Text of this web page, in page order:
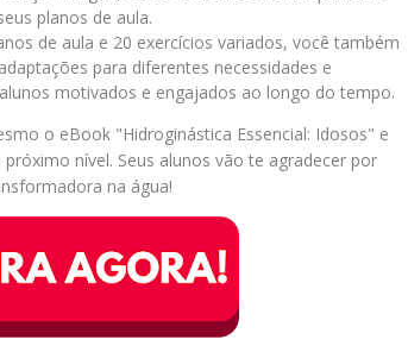
planos de aula.
de aula e 20 exercícios variados, você também
para diferentes necessidades e
motivados e engajados ao longo do tempo.
o eBook "Hidroginástica Essencial: Idosos" e
nível. Seus alunos vão te agradecer por
na água!